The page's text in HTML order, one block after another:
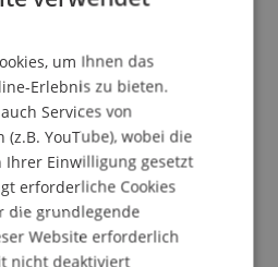
Papathanasiou LL.M.
Compliance
um Ihnen das
Erlebnis zu bieten.
Services von
YouTube), wobei die
Ihrer Einwilligung gesetzt
erforderliche Cookies
die grundlegende
Website erforderlich
nicht deaktiviert